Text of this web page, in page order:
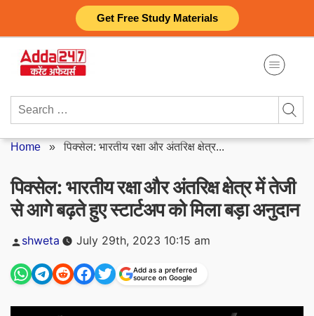
Get Free Study Materials
content
Search
Home »पिक्सेल: भारतीय रक्षा और अंतरिक्ष क्षेत्र...
पिक्सेल: भारतीय रक्षा और अंतरिक्ष क्षेत्र में तेजी
से आगे बढ़ते हुए स्टार्टअप को मिला बड़ा अनुदान
Posted
by
shweta July 29th, 2023 10:15 am
Add as a preferred
source on Google